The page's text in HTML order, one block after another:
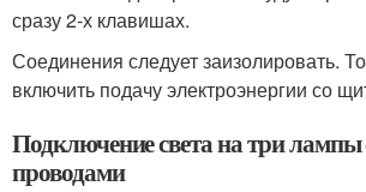
сразу 2-х клавишах.
Соединения следует заизолировать.
включить подачу электроэнергии со
Подключение света на три лампы
проводами